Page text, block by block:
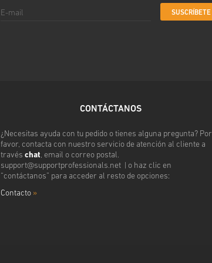
SUSCRÍBETE
CONTÁCTANOS
¿Necesitas ayuda con tu pedido o tienes alguna pregunta? Por
favor, contacta con nuestro servicio de atención al cliente a
través chat, email o correo postal.
support@supportprofessionals.net| o haz clic en
“contáctanos” para acceder al resto de opciones:
Contacto »